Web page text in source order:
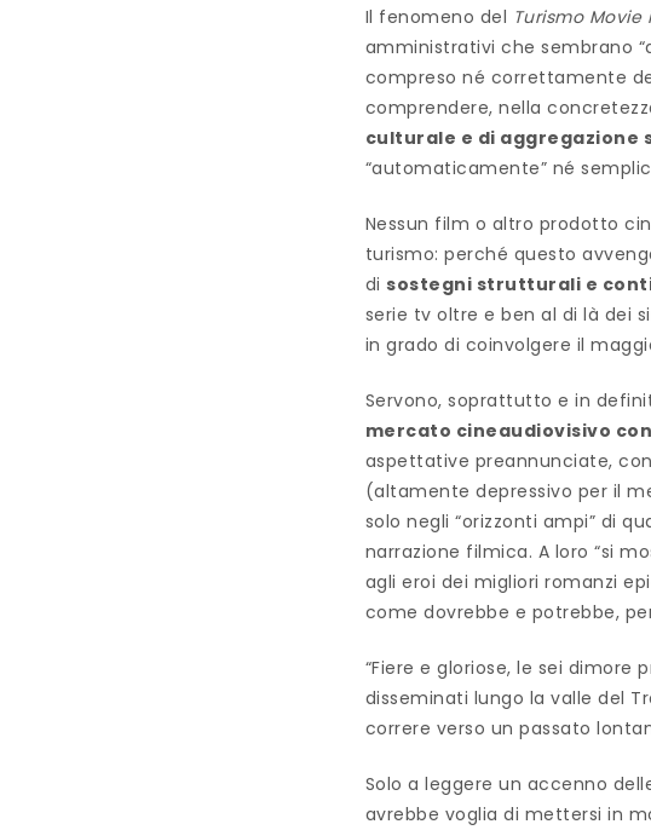
Il fenomeno del Turismo Movie
amministrativi che sembrano
compreso né correttamente
comprendere, nella
culturale e di aggregazione
“automaticamente” né
Nessun film o altro prodotto
turismo: perché questo
di sostegni strutturali e
serie tv oltre e ben al di là dei
in grado di coinvolgere il
Servono, soprattutto e in
mercato cineaudiovisivo
aspettative preannunciate,
(altamente depressivo per il
solo negli “orizzonti ampi” di
narrazione filmica. A loro “si
agli eroi dei migliori romanzi
come dovrebbe e potrebbe,
“Fiere e gloriose, le sei
disseminati lungo la valle del
correre verso un passato
Solo a leggere un accenno
avrebbe voglia di mettersi in